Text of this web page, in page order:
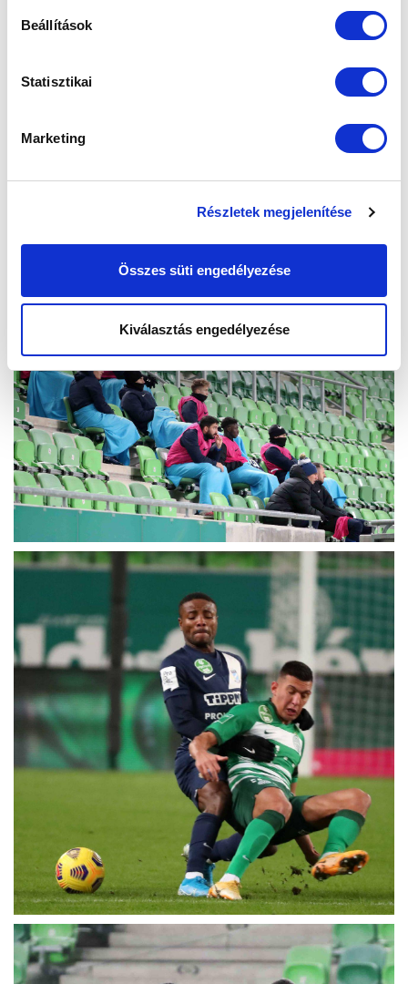
Beállítások
Statisztikai
Marketing
Részletek megjelenítése
Összes süti engedélyezése
Kiválasztás engedélyezése